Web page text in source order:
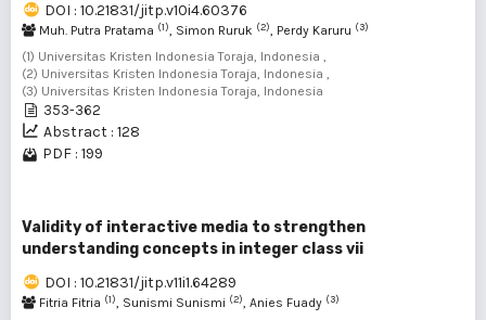
DOI : 10.21831/jitp.v10i4.60376
Muh. Putra Pratama (1), Simon Ruruk (2), Perdy Karuru (3)
(1) Universitas Kristen Indonesia Toraja, Indonesia ,
(2) Universitas Kristen Indonesia Toraja, Indonesia ,
(3) Universitas Kristen Indonesia Toraja, Indonesia
353-362
Abstract : 128
PDF : 199
Validity of interactive media to strengthen
understanding concepts in integer class vii
DOI : 10.21831/jitp.v11i1.64289
Fitria Fitria (1), Sunismi Sunismi (2), Anies Fuady (3)